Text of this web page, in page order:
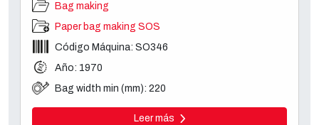
Bag making
Paper bag making SOS
Código Máquina: SO346
Año: 1970
Bag width min (mm): 220
Leer más